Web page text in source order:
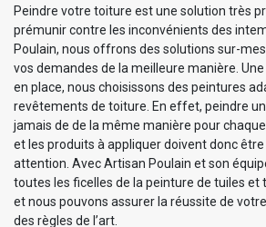
Peindre votre toiture est une solution très
prémunir contre les inconvénients des
Poulain, nous offrons des solutions sur-
vos demandes de la meilleure manière.
en place, nous choisissons des peintures
revêtements de toiture. En effet, peindre
jamais de de la même manière pour
et les produits à appliquer doivent donc
attention. Avec Artisan Poulain et son
toutes les ficelles de la peinture de tuiles
et nous pouvons assurer la réussite de
des règles de l’art.